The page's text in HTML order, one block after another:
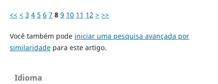
<< < 3 4 5 6 7 8 9 10 11 12 > >>
Você também pode iniciar uma pesquisa avançada por
similaridadepara este artigo.
Idioma